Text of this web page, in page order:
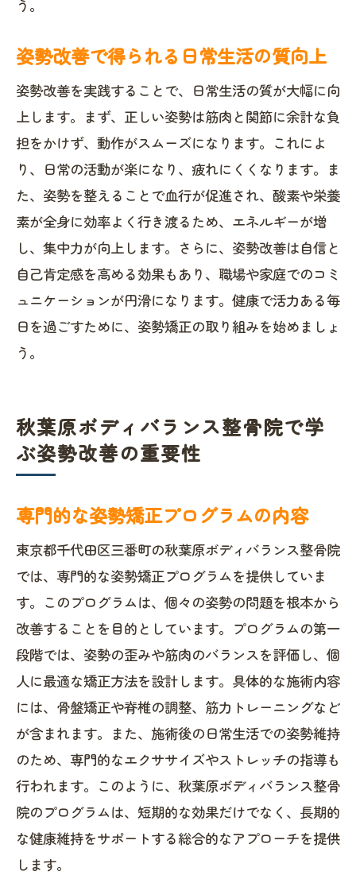
う。
姿勢改善で得られる日常生活の質向上
姿勢改善を実践することで、日常生活の質が大幅に向
上します。まず、正しい姿勢は筋肉と関節に余計な負
担をかけず、動作がスムーズになります。これによ
り、日常の活動が楽になり、疲れにくくなります。ま
た、姿勢を整えることで血行が促進され、酸素や栄養
素が全身に効率よく行き渡るため、エネルギーが増
し、集中力が向上します。さらに、姿勢改善は自信と
自己肯定感を高める効果もあり、職場や家庭でのコミ
ュニケーションが円滑になります。健康で活力ある毎
日を過ごすために、姿勢矯正の取り組みを始めましょ
う。
秋葉原ボディバランス整骨院で学
ぶ姿勢改善の重要性
専門的な姿勢矯正プログラムの内容
東京都千代田区三番町の秋葉原ボディバランス整骨院
では、専門的な姿勢矯正プログラムを提供していま
す。このプログラムは、個々の姿勢の問題を根本から
改善することを目的としています。プログラムの第一
段階では、姿勢の歪みや筋肉のバランスを評価し、個
人に最適な矯正方法を設計します。具体的な施術内容
には、骨盤矯正や脊椎の調整、筋力トレーニングなど
が含まれます。また、施術後の日常生活での姿勢維持
のため、専門的なエクササイズやストレッチの指導も
行われます。このように、秋葉原ボディバランス整骨
院のプログラムは、短期的な効果だけでなく、長期的
な健康維持をサポートする総合的なアプローチを提供
します。